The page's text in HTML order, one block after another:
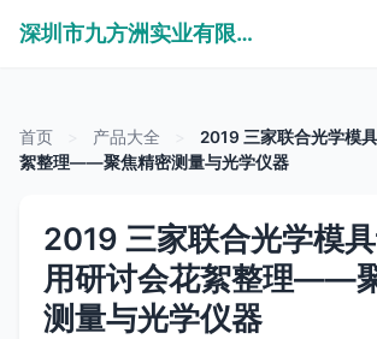
深圳市九方洲实业有限公司
首页 产品大全
2019 三家联合光学模
絮整理——聚焦精密测量与光学仪器
2019 三家联合光学模
用研讨会花絮整理——
测量与光学仪器